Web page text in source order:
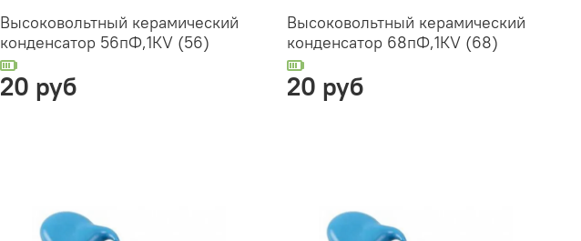
Высоковольтный керамический
конденсатор 56пФ,1КV (56)
20 руб
Высоковольтный керамический
конденсатор 68пФ,1КV (68)
20 руб